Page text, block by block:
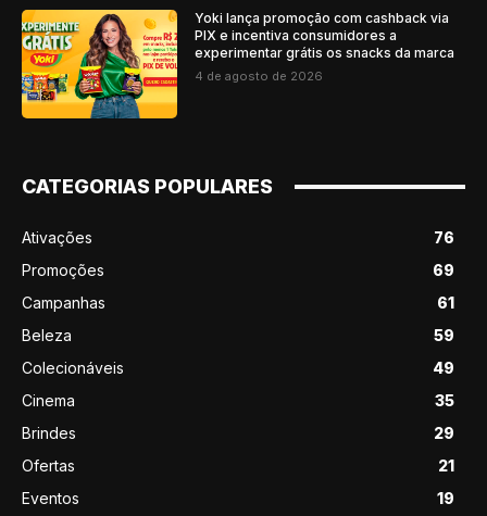
Yoki lança promoção com cashback via
PIX e incentiva consumidores a
experimentar grátis os snacks da marca
4 de agosto de 2026
CATEGORIAS POPULARES
Ativações
76
Promoções
69
Campanhas
61
Beleza
59
Colecionáveis
49
Cinema
35
Brindes
29
Ofertas
21
Eventos
19